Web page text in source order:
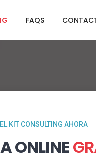
FAQS
KIT CONSULTING AHORA
ONLINE